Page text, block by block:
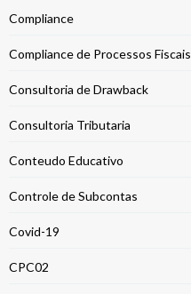
Compliance
Compliance de Processos Fiscais
Consultoria de Drawback
Consultoria Tributaria
Conteudo Educativo
Controle de Subcontas
Covid-19
CPC02